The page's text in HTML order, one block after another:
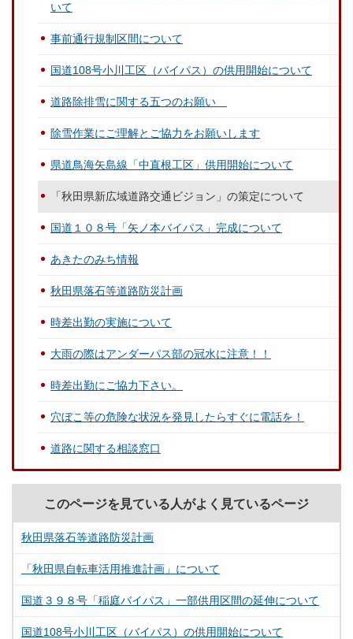
いて
事前通行規制区間について
国道108号小川工区（バイパス）の供用開始について
道路除排雪に関する五つのお願い
除雪作業にご理解とご協力をお願いします
県道鳥海矢島線「中直根工区」供用開始について
「秋田県新広域道路交通ビジョン」の策定について
国道１０８号「矢ノ本バイパス」完成について
あきたのみち情報
秋田県落石等道路防災計画
時差出勤の実施について
大雨の際はアンダーパス部の冠水に注意！！
時差出勤にご協力下さい。
穴ぼこ等の危険な状況を発見したらすぐに電話を！
道路に関する相談窓口
このページを見ている人がよく見ているページ
秋田県落石等道路防災計画
「秋田県自転車活用推進計画」について
国道３９８号「稲庭バイパス」一部供用区間の延伸について
国道108号小川工区（バイパス）の供用開始について